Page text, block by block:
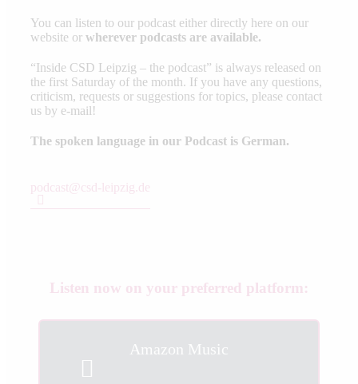
You can listen to our podcast either directly here on our
website or wherever podcasts are available.
“Inside CSD Leipzig – the podcast” is always released on
the first Saturday of the month. If you have any questions,
criticism, requests or suggestions for topics, please contact
us by e-mail!
The spoken language in our Podcast is German.
podcast@csd-leipzig.de
Listen now on your preferred platform:
Amazon Music